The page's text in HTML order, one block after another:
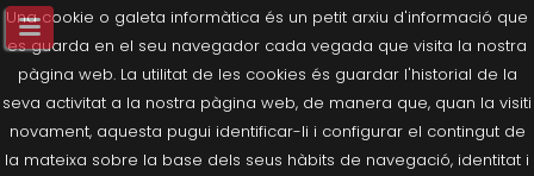
Una cookie o galeta informàtica és un petit arxiu d'informació que
es guarda en el seu navegador cada vegada que visita la nostra
pàgina web. La utilitat de les cookies és guardar l'historial de la
seva activitat a la nostra pàgina web, de manera que, quan la visiti
novament, aquesta pugui identificar-li i configurar el contingut de
la mateixa sobre la base dels seus hàbits de navegació, identitat i